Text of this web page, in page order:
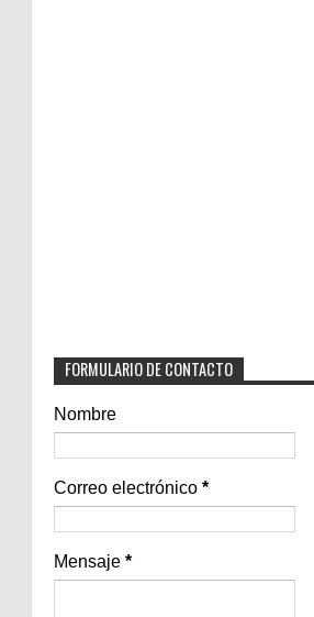
FORMULARIO DE CONTACTO
Nombre
Correo electrónico *
Mensaje *